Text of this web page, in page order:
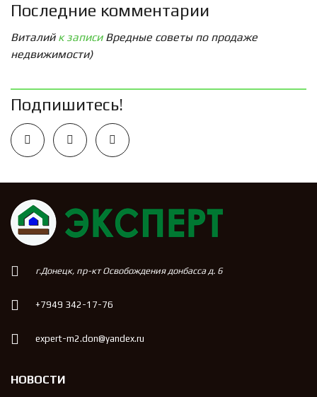
Последние комментарии
Виталийк записи Вредные советы по продаже
недвижимости)
Подпишитесь!
г.Донецк, пр-кт Освобождения донбасса д. 6
+7949 342-17-76
expert-m2.don@yandex.ru
НОВОСТИ